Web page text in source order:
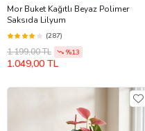
Mor Buket Kağıtlı Beyaz Polimer
Saksıda Lilyum
(287)
1.199,00 TL %13
1.049,00 TL